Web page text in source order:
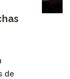
de